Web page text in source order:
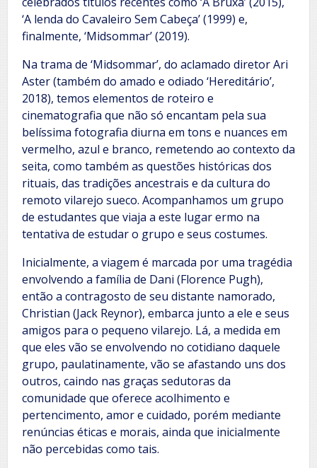
‘A lenda do Cavaleiro Sem Cabeça’ (1999) e,
finalmente, ‘Midsommar’ (2019).
Na trama de ‘Midsommar’, do aclamado diretor Ari
Aster (também do amado e odiado ‘Hereditário’,
2018), temos elementos de roteiro e
cinematografia que não só encantam pela sua
belíssima fotografia diurna em tons e nuances em
vermelho, azul e branco, remetendo ao contexto da
seita, como também as questões históricas dos
rituais, das tradições ancestrais e da cultura do
remoto vilarejo sueco. Acompanhamos um grupo
de estudantes que viaja a este lugar ermo na
tentativa de estudar o grupo e seus costumes.
Inicialmente, a viagem é marcada por uma tragédia
envolvendo a família de Dani (Florence Pugh),
então a contragosto de seu distante namorado,
Christian (Jack Reynor), embarca junto a ele e seus
amigos para o pequeno vilarejo. Lá, a medida em
que eles vão se envolvendo no cotidiano daquele
grupo, paulatinamente, vão se afastando uns dos
outros, caindo nas graças sedutoras da
comunidade que oferece acolhimento e
pertencimento, amor e cuidado, porém mediante
renúncias éticas e morais, ainda que inicialmente
não percebidas como tais.